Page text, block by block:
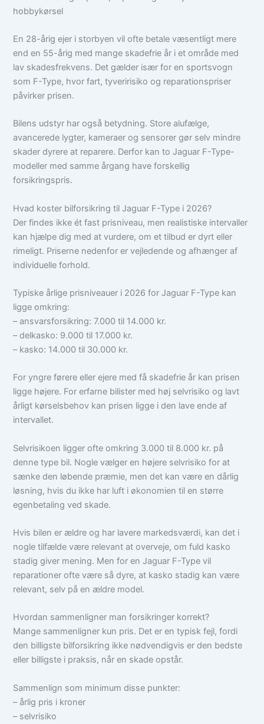
hobbykørsel
En 28-årig ejer i storbyen vil ofte betale væsentligt mere
end en 55-årig med mange skadefrie år i et område med
lav skadesfrekvens. Det gælder især for en sportsvogn
som F-Type, hvor fart, tyveririsiko og reparationspriser
påvirker prisen.
Bilens udstyr har også betydning. Store alufælge,
avancerede lygter, kameraer og sensorer gør selv mindre
skader dyrere at reparere. Derfor kan to Jaguar F-Type-
modeller med samme årgang have forskellig
forsikringspris.
Hvad koster bilforsikring til Jaguar F-Type i 2026?
Der findes ikke ét fast prisniveau, men realistiske intervaller
kan hjælpe dig med at vurdere, om et tilbud er dyrt eller
rimeligt. Priserne nedenfor er vejledende og afhænger af
individuelle forhold.
Typiske årlige prisniveauer i 2026 for Jaguar F-Type kan
ligge omkring:
– ansvarsforsikring: 7.000 til 14.000 kr.
– delkasko: 9.000 til 17.000 kr.
– kasko: 14.000 til 30.000 kr.
For yngre førere eller ejere med få skadefrie år kan prisen
ligge højere. For erfarne bilister med høj selvrisiko og lavt
årligt kørselsbehov kan prisen ligge i den lave ende af
intervallet.
Selvrisikoen ligger ofte omkring 3.000 til 8.000 kr. på
denne type bil. Nogle vælger en højere selvrisiko for at
sænke den løbende præmie, men det kan være en dårlig
løsning, hvis du ikke har luft i økonomien til en større
egenbetaling ved skade.
Hvis bilen er ældre og har lavere markedsværdi, kan det i
nogle tilfælde være relevant at overveje, om fuld kasko
stadig giver mening. Men for en Jaguar F-Type vil
reparationer ofte være så dyre, at kasko stadig kan være
relevant, selv på en ældre model.
Hvordan sammenligner man forsikringer korrekt?
Mange sammenligner kun pris. Det er en typisk fejl, fordi
den billigste bilforsikring ikke nødvendigvis er den bedste
eller billigste i praksis, når en skade opstår.
Sammenlign som minimum disse punkter:
– årlig pris i kroner
– selvrisiko